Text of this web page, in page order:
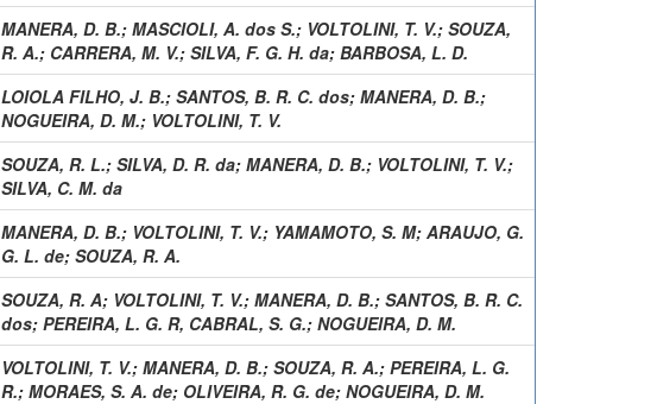
MANERA, D. B.; MASCIOLI, A. dos S.; VOLTOLINI, T. V.; SOUZA,
R. A.; CARRERA, M. V.; SILVA, F. G. H. da; BARBOSA, L. D.
LOIOLA FILHO, J. B.; SANTOS, B. R. C. dos; MANERA, D. B.;
NOGUEIRA, D. M.; VOLTOLINI, T. V.
SOUZA, R. L.; SILVA, D. R. da; MANERA, D. B.; VOLTOLINI, T. V.;
SILVA, C. M. da
MANERA, D. B.; VOLTOLINI, T. V.; YAMAMOTO, S. M; ARAUJO, G.
G. L. de; SOUZA, R. A.
SOUZA, R. A; VOLTOLINI, T. V.; MANERA, D. B.; SANTOS, B. R. C.
dos; PEREIRA, L. G. R, CABRAL, S. G.; NOGUEIRA, D. M.
VOLTOLINI, T. V.; MANERA, D. B.; SOUZA, R. A.; PEREIRA, L. G.
R.; MORAES, S. A. de; OLIVEIRA, R. G. de; NOGUEIRA, D. M.